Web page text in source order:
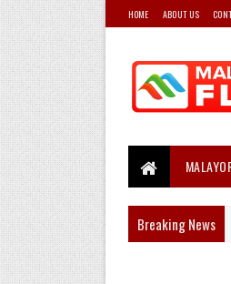
HOME ABOUT US
Breaking News